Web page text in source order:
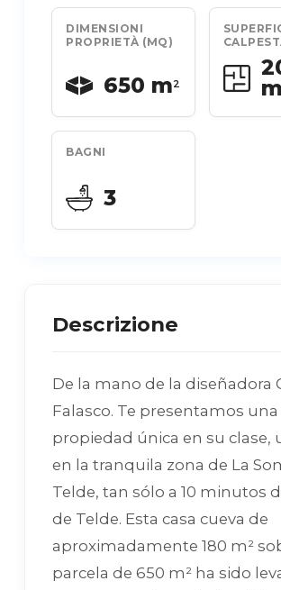
DIMENSIONI
PROPRIETÀ (MQ)
650 m2
m
BAGNI
3
Descrizione
De la mano de la diseñadora
Falasco. Te presentamos una
propiedad única en su clase,
en la tranquila zona de La
Telde, tan sólo a 10 minutos
de Telde. Esta casa cueva de
aproximadamente 180 m²
parcela de 650 m² ha sido